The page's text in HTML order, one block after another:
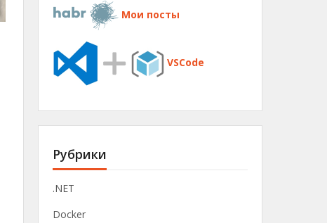
Мои посты
VSCode
Рубрики
.NET
Docker